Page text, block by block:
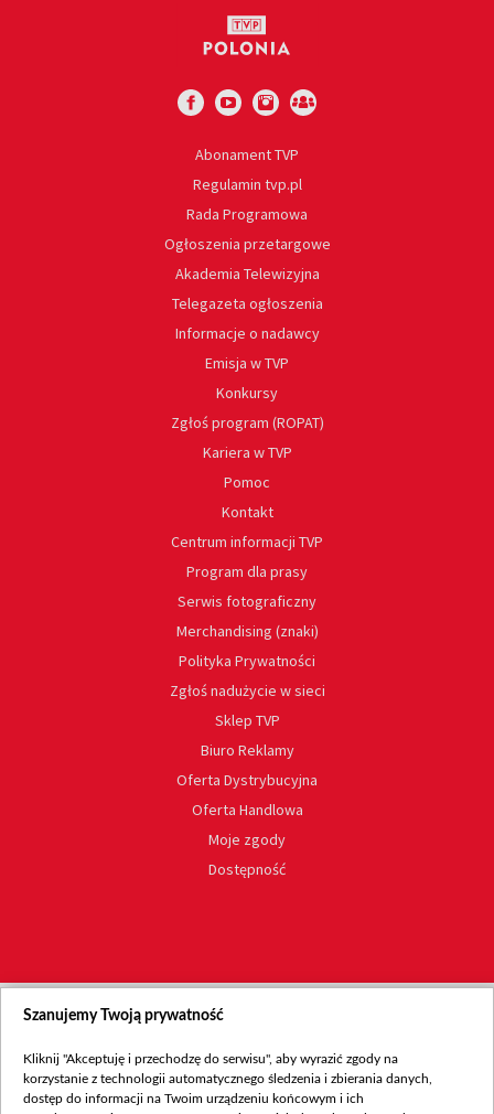
Abonament TVP
Regulamin tvp.pl
Rada Programowa
Ogłoszenia przetargowe
Akademia Telewizyjna
Telegazeta ogłoszenia
Informacje o nadawcy
Emisja w TVP
Konkursy
Zgłoś program (ROPAT)
Kariera w TVP
Pomoc
Kontakt
Centrum informacji TVP
Program dla prasy
Serwis fotograficzny
Merchandising (znaki)
Polityka Prywatności
Zgłoś nadużycie w sieci
Sklep TVP
Biuro Reklamy
Oferta Dystrybucyjna
Oferta Handlowa
Moje zgody
Dostępność
Szanujemy Twoją prywatność
Kliknij "Akceptuję i przechodzę do serwisu", aby wyrazić zgody na
korzystanie z technologii automatycznego śledzenia i zbierania danych,
dostęp do informacji na Twoim urządzeniu końcowym i ich